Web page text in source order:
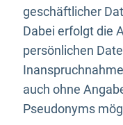
geschäftlicher
Dabei erfolgt die
persönlichen
auch ohne
Pseudonyms